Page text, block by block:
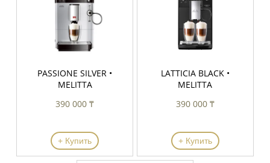
PASSIONE SILVER •
MELITTA
390 000 ₸
+ Купить
LATTICIA BLACK •
MELITTA
390 000 ₸
+ Купить